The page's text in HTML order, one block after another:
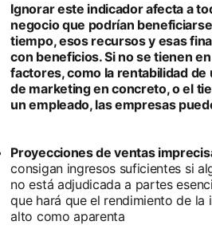
Ignorar este indicador afecta a
negocio que podrían
tiempo, esos recursos y esas
con beneficios. Si no se tienen
factores, como la rentabilidad de
de marketing en concreto, o el
un empleado, las empresas
Proyecciones de ventas
consigan ingresos suficientes si
no está adjudicada a partes
que hará que el rendimiento de la
alto como aparenta